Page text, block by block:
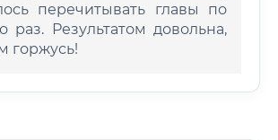
перечитывать главы по
раз. Результатом довольна,
горжусь!